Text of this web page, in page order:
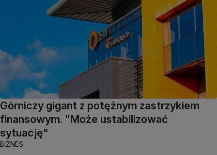
Górniczy gigant z potężnym zastrzykiem
finansowym. "Może ustabilizować
sytuację"
BIZNES